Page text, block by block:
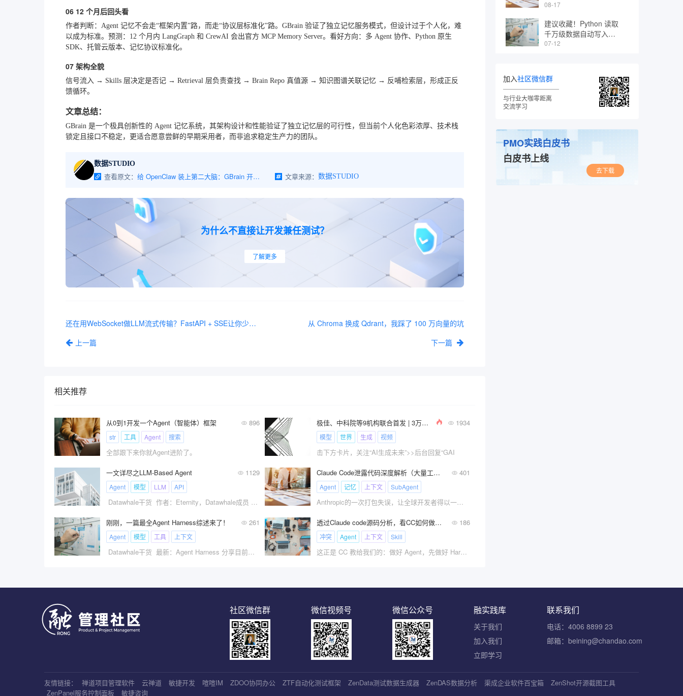
06 12 个月后回头看
作者判断：Agent 记忆不会走“框架内置”路，而走“协议层标准化”路。GBrain 验证了独立记忆服务模式，但设计过于个人化，难
以成为标准。预测：12 个月内 LangGraph 和 CrewAI 会出官方 MCP Memory Server。看好方向：多 Agent 协作、Python 原生
SDK、托管云版本、记忆协议标准化。
07 架构全貌
信号流入 → Skills 层决定是否记 → Retrieval 层负责查找 → Brain Repo 真值源 → 知识图谱关联记忆 → 反哺检索层，形成正反
馈循环。
文章总结：
GBrain 是一个极具创新性的 Agent 记忆系统，其架构设计和性能验证了独立记忆层的可行性，但当前个人化色彩浓厚、技术栈
锁定且接口不稳定，更适合愿意尝鲜的早期采用者，而非追求稳定生产力的团队。
数据STUDIO
查看原文： 给 OpenClaw 装上第二大脑：GBrain 开源，Agent 终于不再"失忆"了 文章来源： 数据STUDIO
为什么不直接让开发兼任测试？
了解更多
还在用WebSocket做LLM流式传输？FastAPI + SSE让你少踩一半坑
上一篇
从 Chroma 换成 Qdrant，我踩了 100 万向量的坑
下一篇
相关推荐
从0到1开发一个Agent（智能体）框架 896
str 工具 Agent 搜索
全部跟下来你就Agent进阶了。
极佳、中科院等9机构联合首发 | 3万字长文全面解析世界模型(内容生成/自动驾驶等) 1934
模型 世界 生成 视频
击下方卡片，关注“AI生成未来”>>后台回复“GAI
一文详尽之LLM-Based Agent 1129
Agent 模型 LLM API
Datawhale干货 作者：Eternity，Datawhale成员 知乎链接??
Claude Code泄露代码深度解析（大量工程内幕和新功能首次曝光） 401
Agent 记忆 上下文 SubAgent
Anthropic的一次打包失误，让全球开发者得以一窥当前最顶级的AI编程助手的工程细节
刚刚，一篇最全Agent Harness综述来了！ 261
Agent 模型 工具 上下文
Datawhale干货 最新：Agent Harness 分享目前看到最系统
透过Claude code源码分析，看CC如何做好Harness Engineering的？ 186
冲突 Agent 上下文 Skill
这正是 CC 教给我们的：做好 Agent，先做好 Harness Engineering。
08-17
建议收藏！Python 读取
千万级数据自动写入
MySQL 数据库
07-12
加入社区微信群
与行业大咖零距离
交流学习
PMO实践白皮书
白皮书上线
去下载
联系我们
电话：4006 8899 23
邮箱：beining@chandao.com
融实践库
关于我们
加入我们
立即学习
微信公众号
微信视频号
社区微信群
友情链接： 禅道项目管理软件 云禅道 敏捷开发 喧喧IM ZDOO协同办公 ZTF自动化测试框架 ZenData测试数据生成器 ZenDAS数据分析 渠成企业软件百宝箱
ZenShot开源截图工具
ZenPanel服务控制面板
敏捷咨询